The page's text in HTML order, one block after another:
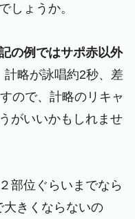
しょうか。
の例ではサポ赤以外
計略が詠唱約2秒、差
ので、計略のリキャ
がいいかもしれませ
部位ぐらいまでなら
大きくならないの